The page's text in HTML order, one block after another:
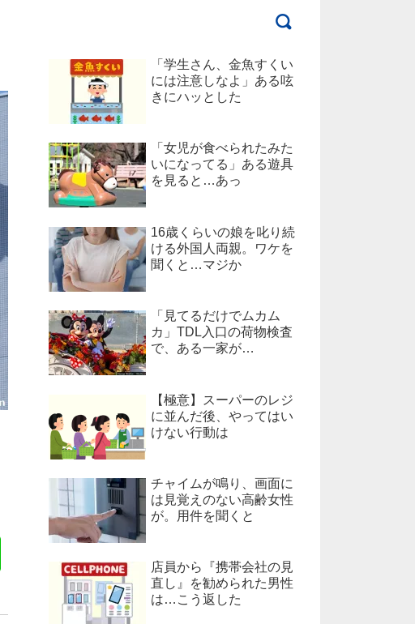
「学生さん、金魚すくい
には注意しなよ」ある呟
きにハッとした
「女児が食べられたみた
いになってる」ある遊具
を見ると…あっ
16歳くらいの娘を叱り続
ける外国人両親。ワケを
聞くと…マジか
「見てるだけでムカム
カ」TDL入口の荷物検査
で、ある一家が…
【極意】スーパーのレジ
に並んだ後、やってはい
けない行動は
チャイムが鳴り、画面に
は見覚えのない高齢女性
が。用件を聞くと
店員から『携帯会社の見
直し』を勧められた男性
は…こう返した